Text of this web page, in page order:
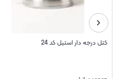
کتل درجه دار استیل کد 24